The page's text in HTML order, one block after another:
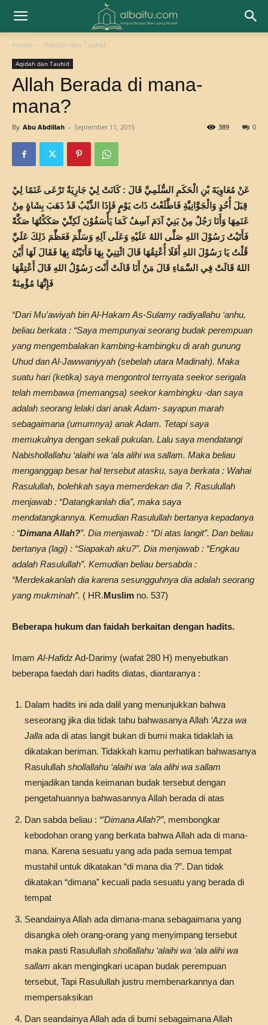
Home Aqidah dan Tauhid
Aqidah dan Tauhid
Allah Berada di mana-
mana?
By Abu Abdillah - September 11, 2015 0
389
عَنْ مُعَاوِيَةَ بْنِ الْحَكَمِ السُّلَمِيِّ قَالَ : كَانَتْ لِيْ جَارِيَةٌ تَرْعَى غَنَمًا لِيْ
قِبَلَ أُحُدٍ وَالْجَوَّانِيَّةِ فَاطَّلَعْتُ ذَاتَ يَوْمٍ فَإِذَا الذِّيْبُ قَدْ ذَهَبَ بِشَاةٍِ مِنْ
غَنَمِهَا وَأَنَا رَجُلٌ مِنْ بَنِيْ آدَمَ آسِفُ كَمَا يَأْسَفُوْنَ لَكِنِّيْ صَكَكْتُهَا صَكَّةً
فَأَتَيْتُ رَسُوْلَ اللهِ صَلَّى اللهُ عَلَيْهِ وَعَلَى آلِهِ وَسَلَّمَ فَعَظَّمَ ذَلِكَ عَلَيَّ
قُلْتُ يَا رَسُوْلَ اللهِ أَفَلَا أُعْتِقُهَا قَالَ ائْتِنِيْ بِهَا فَأَتَيْتُهُ بِهَا فَقَالَ لَهَا أَيْنَ
اللهُ قَالَتْ فِي السَّمَاءِ قَالَ مَنْ أَنَا قَالَتْ أَنْتَ رَسُوْلُ اللهِ قَالَ أَعْتِقْهَا
فَإِنَّهَا مُؤْمِنَةٌ
“Dari Mu’awiyah bin Al-Hakam As-Sulamy radiyallahu ‘anhu,
beliau berkata : “Saya mempunyai seorang budak perempuan
yang mengembalakan kambing-kambingku di arah gunung
Uhud dan Al-Jawwaniyyah (sebelah utara Madinah). Maka
suatu hari (ketika) saya mengontrol ternyata seekor serigala
telah membawa (memangsa) seekor kambingku -dan saya
adalah seorang lelaki dari anak Adam- sayapun marah
sebagaimana (umumnya) anak Adam. Tetapi saya
memukulnya dengan sekali pukulan. Lalu saya mendatangi
Nabishollallahu ‘alaihi wa ‘ala alihi wa sallam. Maka beliau
menganggap besar hal tersebut atasku, saya berkata : Wahai
Rasulullah, bolehkah saya memerdekan dia ?. Rasulullah
menjawab : “Datangkanlah dia”, maka saya
mendatangkannya. Kemudian Rasulullah bertanya kepadanya
: “Dimana Allah?”. Dia menjawab : “Di atas langit”. Dan beliau
bertanya (lagi) : “Siapakah aku?”. Dia menjawab : “Engkau
adalah Rasulullah”. Kemudian beliau bersabda :
“Merdekakanlah dia karena sesungguhnya dia adalah seorang
yang mukminah”. ( HR.Muslim no. 537)
Beberapa hukum dan faidah berkaitan dengan hadits.
Imam Al-HafidzAd-Darimy (wafat 280 H) menyebutkan
beberapa faedah dari hadits diatas, diantaranya :
Dalam hadits ini ada dalil yang menunjukkan bahwa
seseorang jika dia tidak tahu bahwasanya Allah ‘Azza wa
Jalla ada di atas langit bukan di bumi maka tidaklah ia
dikatakan beriman. Tidakkah kamu perhatikan bahwasanya
Rasulullah shollallahu ‘alaihi wa ‘ala alihi wa sallam
menjadikan tanda keimanan budak tersebut dengan
pengetahuannya bahwasannya Allah berada di atas
Dan sabda beliau : “’Dimana Allah?”, membongkar
kebodohan orang yang berkata bahwa Allah ada di mana-
mana. Karena sesuatu yang ada pada semua tempat
mustahil untuk dikatakan “di mana dia ?”. Dan tidak
dikatakan “dimana” kecuali pada sesuatu yang berada di
tempat
Seandainya Allah ada dimana-mana sebagaimana yang
disangka oleh orang-orang yang menyimpang tersebut
maka pasti Rasulullah shollallahu ‘alaihi wa ‘ala alihi wa
sallam akan mengingkari ucapan budak perempuan
tersebut, Tapi Rasulullah justru membenarkannya dan
mempersaksikan
Dan seandainya Allah ada di bumi sebagaimana Allah